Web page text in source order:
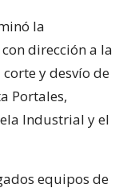
la
dirección a la
y desvío de
Portales,
Industrial y el
equipos de